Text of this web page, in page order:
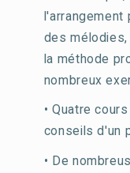
l'arrangement
des mélodies,
la méthode
nombreux
• Quatre
conseils d'un
• De